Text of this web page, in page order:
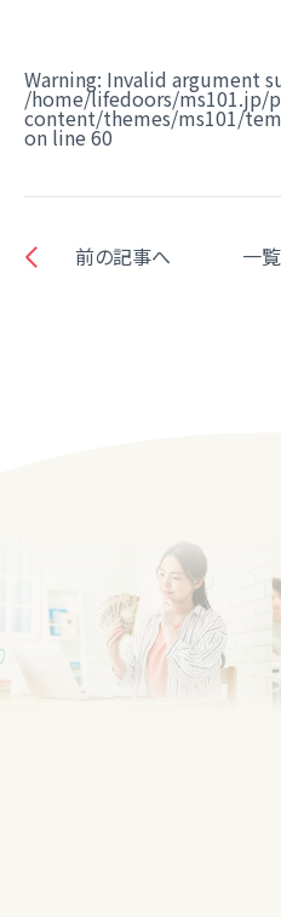
Warning: Invalid argument
/home/lifedoors/
content/themes/ms101/
on line 60
前の記事へ 一